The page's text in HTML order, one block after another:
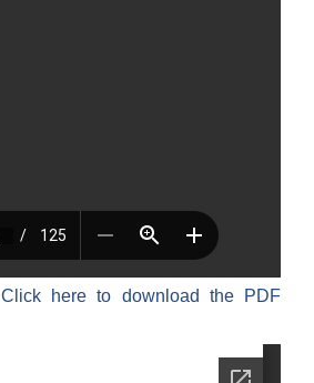
Click here to download the PDF